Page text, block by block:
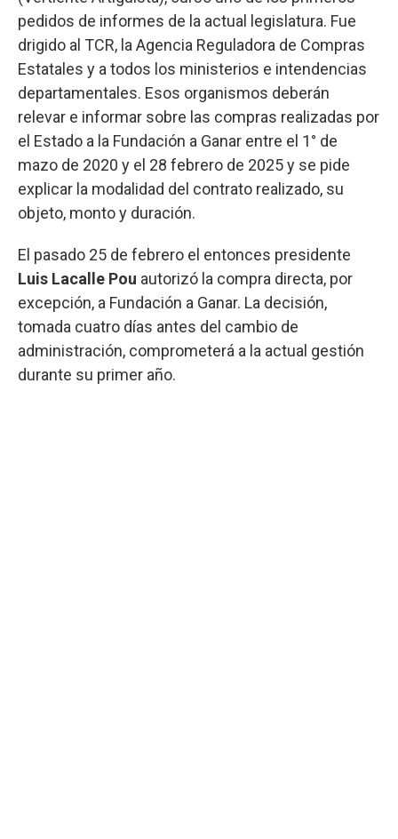
pedidos de informes de la actual legislatura. Fue
drigido al TCR, la Agencia Reguladora de Compras
Estatales y a todos los ministerios e intendencias
departamentales. Esos organismos deberán
relevar e informar sobre las compras realizadas por
el Estado a la Fundación a Ganar entre el 1° de
mazo de 2020 y el 28 febrero de 2025 y se pide
explicar la modalidad del contrato realizado, su
objeto, monto y duración.
El pasado 25 de febrero el entonces presidente
Luis Lacalle Pou autorizó la compra directa, por
excepción, a Fundación a Ganar. La decisión,
tomada cuatro días antes del cambio de
administración, comprometerá a la actual gestión
durante su primer año.